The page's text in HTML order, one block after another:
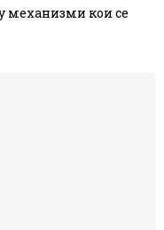
механизми кои се